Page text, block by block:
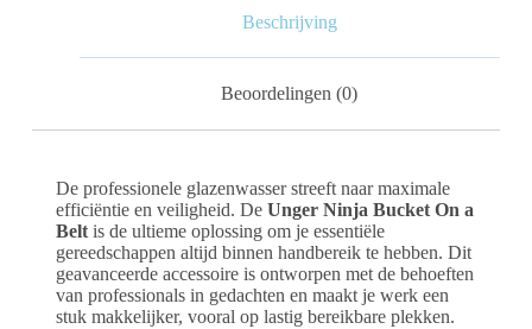
Beschrijving
Beoordelingen (0)
De professionele glazenwasser streeft naar maximale
efficiëntie en veiligheid. De Unger Ninja Bucket On a
Beltis de ultieme oplossing om je essentiële
gereedschappen altijd binnen handbereik te hebben. Dit
geavanceerde accessoire is ontworpen met de behoeften
van professionals in gedachten en maakt je werk een
stuk makkelijker, vooral op lastig bereikbare plekken.